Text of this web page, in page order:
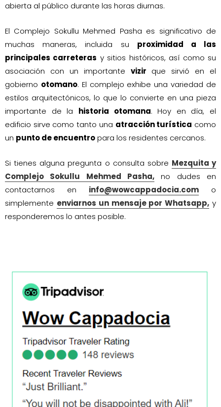
abierta al público durante las horas diurnas.
El Complejo Sokullu Mehmed Pasha es significativo de
muchas maneras, incluida su proximidad a las
principales carreteras y sitios históricos, así como su
asociación con un importante vizir que sirvió en el
gobierno otomano. El complejo exhibe una variedad de
estilos arquitectónicos, lo que lo convierte en una pieza
importante de la historia otomana. Hoy en día, el
edificio sirve como tanto una atracción turística como
un punto de encuentropara los residentes cercanos.
Si tienes alguna pregunta o consulta sobre Mezquita y
Complejo Sokullu Mehmed Pasha, no dudes en
contactarnos en info@wowcappadocia.com o
simplemente enviarnos un mensaje por Whatsapp, y
responderemos lo antes posible.